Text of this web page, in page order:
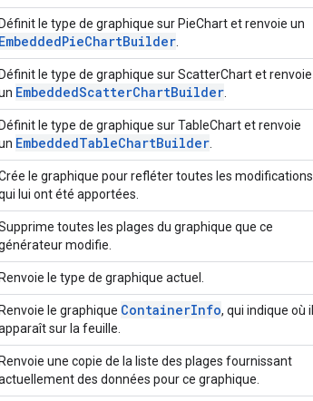
Définit le type de graphique sur PieChart et renvoie un
EmbeddedPieChartBuilder
Définit le type de graphique sur ScatterChart et renvoie
EmbeddedScatterChartBuilder
Définit le type de graphique sur TableChart et renvoie
EmbeddedTableChartBuilder
le graphique pour refléter toutes les modifications
lui ont été apportées.
toutes les plages du graphique que ce
modifie.
Renvoie le type de graphique actuel.
Renvoie le graphique ContainerInfo, qui indique où il
sur la feuille.
Renvoie une copie de la liste des plages fournissant
des données pour ce graphique.